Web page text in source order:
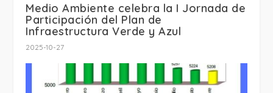
Medio Ambiente celebra la I Jornada de
Participación del Plan de
Infraestructura Verde y Azul
2025-10-27